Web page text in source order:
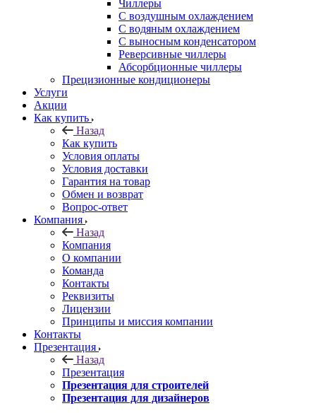
Чиллеры
С воздушным охлаждением
С водяным охлаждением
С выносным конденсатором
Реверсивные чиллеры
Абсорбционные чиллеры
Прецизионные кондиционеры
Услуги
Акции
Как купить
Назад
Как купить
Условия оплаты
Условия доставки
Гарантия на товар
Обмен и возврат
Вопрос-ответ
Компания
Назад
Компания
О компании
Команда
Контакты
Реквизиты
Лицензии
Принципы и миссия компании
Контакты
Презентация
Назад
Презентация
Презентация для строителей
Презентация для дизайнеров